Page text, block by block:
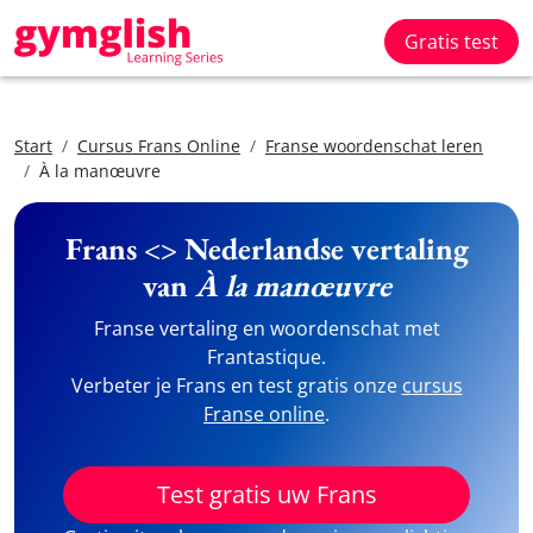
Gratis test
Start Cursus Frans Online
Franse woordenschat leren
À la manœuvre
Frans <> Nederlandse vertaling
vanÀ la manœuvre
Franse vertaling en woordenschat met
Frantastique.
Verbeter je Frans en test gratis onze cursus
Franse online.
Test gratis uw Frans